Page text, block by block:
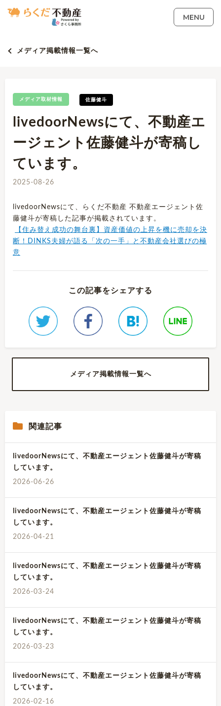
MENU
メディア掲載情報一覧へ
メディア取材情報 佐藤健斗
livedoorNewsにて、不動産エ
ージェント佐藤健斗が寄稿し
ています。
2025-08-26
livedoorNewsにて、らくだ不動産 不動産エージェント佐
藤健斗が寄稿した記事が掲載されています。
【住み替え成功の舞台裏】資産価値の上昇を機に売却を決
断！DINKS夫婦が語る「次の一手」と不動産会社選びの極
意
この記事をシェアする
メディア掲載情報一覧へ
関連記事
livedoorNewsにて、不動産エージェント佐藤健斗が寄稿
しています。
2026-06-26
livedoorNewsにて、不動産エージェント佐藤健斗が寄稿
しています。
2026-04-21
livedoorNewsにて、不動産エージェント佐藤健斗が寄稿
しています。
2026-03-24
livedoorNewsにて、不動産エージェント佐藤健斗が寄稿
しています。
2026-03-23
livedoorNewsにて、不動産エージェント佐藤健斗が寄稿
しています。
2026-02-16